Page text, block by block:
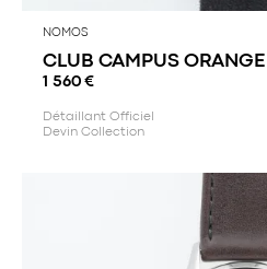
NOMOS
CLUB CAMPUS ORANGE
1 560 €
Détaillant Officiel
Devin Collection